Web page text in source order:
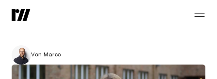
Unsere
im
Von Marco